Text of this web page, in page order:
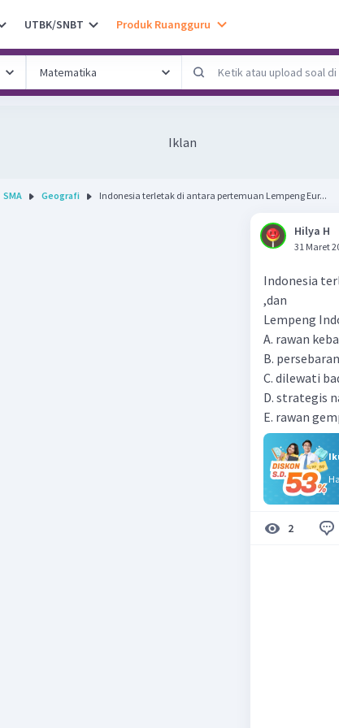
UTBK/SNBT Produk Ruangguru
Iklan
SMA Geografi Indonesia terletak di antara pertemuan Lempeng Eur...
Hilya H
31 Maret
Indonesia
,dan
Lempeng
A. rawan
B.
C. dilewati
D. strategis
E. rawan
2